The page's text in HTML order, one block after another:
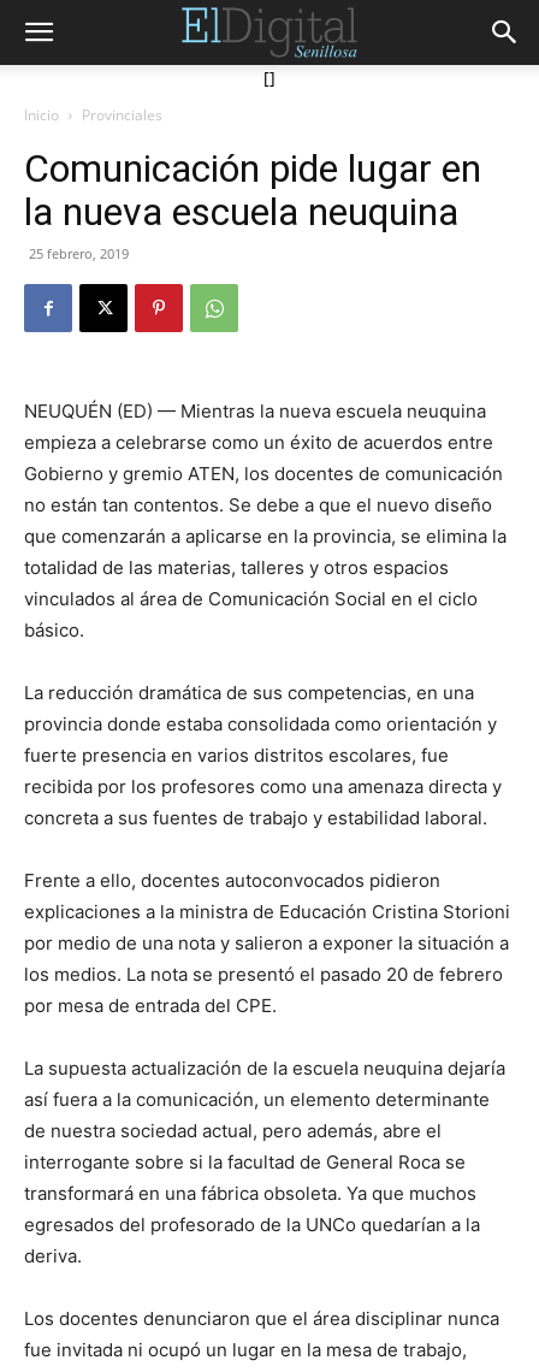
[]
Inicio Provinciales
Comunicación pide lugar en
la nueva escuela neuquina
25 febrero, 2019
NEUQUÉN (ED) — Mientras la nueva escuela neuquina
empieza a celebrarse como un éxito de acuerdos entre
Gobierno y gremio ATEN, los docentes de comunicación
no están tan contentos. Se debe a que el nuevo diseño
que comenzarán a aplicarse en la provincia, se elimina la
totalidad de las materias, talleres y otros espacios
vinculados al área de Comunicación Social en el ciclo
básico.
La reducción dramática de sus competencias, en una
provincia donde estaba consolidada como orientación y
fuerte presencia en varios distritos escolares, fue
recibida por los profesores como una amenaza directa y
concreta a sus fuentes de trabajo y estabilidad laboral.
Frente a ello, docentes autoconvocados pidieron
explicaciones a la ministra de Educación Cristina Storioni
por medio de una nota y salieron a exponer la situación a
los medios. La nota se presentó el pasado 20 de febrero
por mesa de entrada del CPE.
La supuesta actualización de la escuela neuquina dejaría
así fuera a la comunicación, un elemento determinante
de nuestra sociedad actual, pero además, abre el
interrogante sobre si la facultad de General Roca se
transformará en una fábrica obsoleta. Ya que muchos
egresados del profesorado de la UNCo quedarían a la
deriva.
Los docentes denunciaron que el área disciplinar nunca
fue invitada ni ocupó un lugar en la mesa de trabajo,